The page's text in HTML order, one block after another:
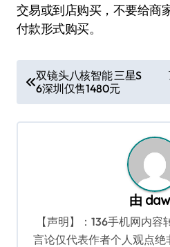
交易或到店购买，不要给商
付款形式购买。
章
导
双镜头八核智能 三星S
6深圳仅售1480元
由
【声明】：136手机网内
言论仅代表作者个人观点